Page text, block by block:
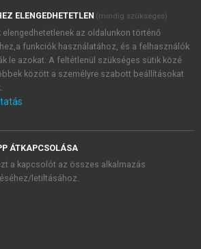
tájékoztatóbanfoglaltakat tudomásul
feltételeket, valamint a szotar.netés a
licencszerződéseiben foglaltakat
és elfogadom.
KIPRÓBÁLOM
ELENGEDHETETLEN (mindig szükséges)
elengedhetetlenek az oldalunkon történő
funkciók használatához, és a felhasználók
le azokat. A feltétlenül szükséges sütik közé
között a személyre szabott beállításokat
ÁTKAPCSOLÁSA
a kapcsolót az összes alkalmazás
letiltásához.